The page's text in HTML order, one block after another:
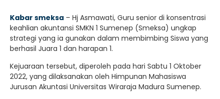
Kabar smeksa – Hj Asmawati, Guru senior di konsentrasi
keahlian akuntansi SMKN 1 Sumenep (Smeksa) ungkap
strategi yang ia gunakan dalam membimbing Siswa yang
berhasil Juara 1 dan harapan 1.
Kejuaraan tersebut, diperoleh pada hari Sabtu 1 Oktober
2022, yang dilaksanakan oleh Himpunan Mahasiswa
Jurusan Akuntasi Universitas Wiraraja Madura Sumenep.